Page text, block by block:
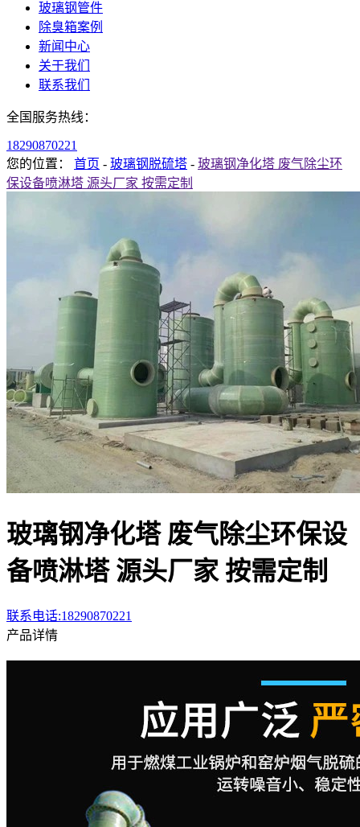
玻璃钢管件
除臭箱案例
新闻中心
关于我们
联系我们
全国服务热线：
18290870221
您的位置： 首页 - 玻璃钢脱硫塔 - 玻璃钢净化塔 废气除尘环
保设备喷淋塔 源头厂家 按需定制
玻璃钢净化塔 废气除尘环保设
备喷淋塔 源头厂家 按需定制
联系电话:18290870221
产品详情